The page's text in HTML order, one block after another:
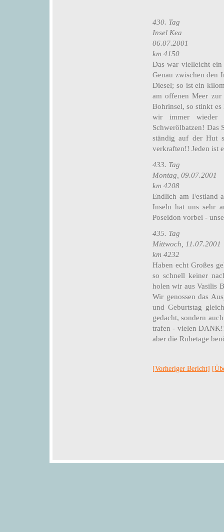
430. Tag
Insel Kea
06.07.2001
km 4150
Das war vielleicht ein
Genau zwischen den
Diesel; so ist ein
am offenen Meer
Bohrinsel, so stinkt
wir immer wieder
Schwerölbatzen! Das
ständig auf der Hut
verkraften!! Jeden ist
433. Tag
Montag, 09.07.2001
km 4208
Endlich am Festland
Inseln hat uns sehr
Poseidon vorbei -
435. Tag
Mittwoch, 11.07.2001
km 4232
Haben echt Großes
so schnell keiner
holen wir aus Vasilis
Wir genossen das
und Geburtstag
gedacht, sondern
trafen - vielen
aber die Ruhetage
[Vorheriger Bericht]